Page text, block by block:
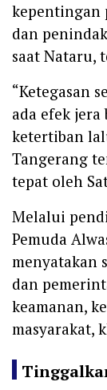
kepentingan
dan
saat Nataru,
“Ketegasan
ada efek
ketertiban
Tangerang
tepat oleh
Melalui
Pemuda
menyatakan
dan
keamanan,
masyarakat,